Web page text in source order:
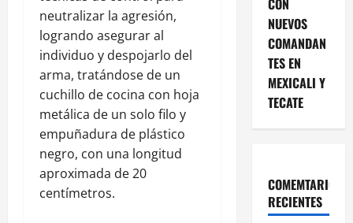
neutralizar la agresión,
logrando asegurar al
individuo y despojarlo del
arma, tratándose de un
cuchillo de cocina con hoja
metálica de un solo filo y
empuñadura de plástico
negro, con una longitud
aproximada de 20
centímetros.
CON
NUEVOS
COMANDAN
TES EN
MEXICALI Y
TECATE
COMEMTARIOS
RECIENTES